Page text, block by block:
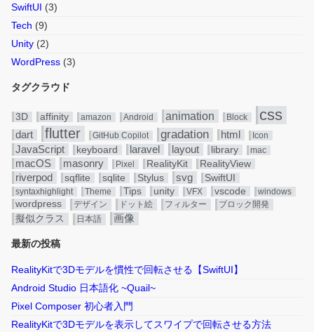
SwiftUI (3)
Tech (9)
Unity (2)
WordPress (3)
タグクラウド
3D affinity amazon Android animation Block css
dart flutter GitHub Copilot gradation html Icon
JavaScript keyboard laravel layout library mac
macOS masonry Pixel RealityKit RealityView
riverpod sqflite sqlite Stylus svg SwiftUI
syntaxhighlight Theme Tips unity VFX vscode windows
wordpress デザイン ドット絵 フィルター ブロック開発
擬似クラス 日本語 画像
最新の投稿
RealityKitで3Dモデルを慣性で回転させる【SwiftUI】
Android Studio 日本語化 ~Quail~
Pixel Composer 初心者入門
RealityKitで3Dモデルを表示してスワイプで回転させる方法